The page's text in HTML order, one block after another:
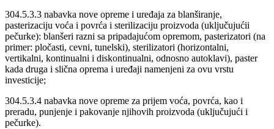
304.5.3.3 nabavka nove opreme i uređaja za blanširanje,
pasterizaciju voća i povrća i sterilizaciju proizvoda (uključujućii
pečurke): blanšeri razni sa pripadajućom opremom, pasterizatori (na
primer: pločasti, cevni, tunelski), sterilizatori (horizontalni,
vertikalni, kontinualni i diskontinualni, odnosno autoklavi), paster
kada druga i slična oprema i uređaji namenjeni za ovu vrstu
investicije;
304.5.3.4 nabavka nove opreme za prijem voća, povrća, kao i
preradu, punjenje i pakovanje njihovih proizvoda (uključujući i
pečurke).